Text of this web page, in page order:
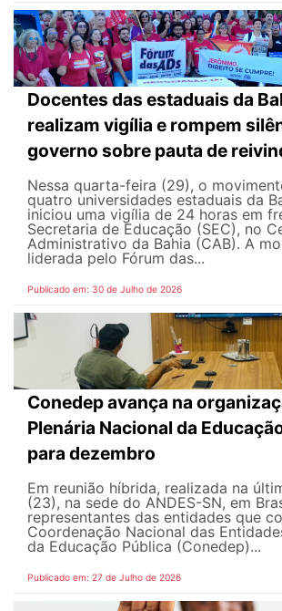
Docentes das estaduais da
realizam vigília e rompem
governo sobre pauta de
Nessa quarta-feira (29), o
quatro universidades estaduais da
iniciou uma vigília de 24 horas em
Secretaria de Educação (SEC), no
Administrativo da Bahia (CAB). A
liderada pelo Fórum das...
Publicado em: 30 de Julho de 2026
Conedep avança na
Plenária Nacional da
para dezembro
Em reunião híbrida, realizada na
(23), na sede do ANDES-SN, em
representantes das entidades que
Coordenação Nacional das
da Educação Pública (Conedep)...
Publicado em: 27 de Julho de 2026